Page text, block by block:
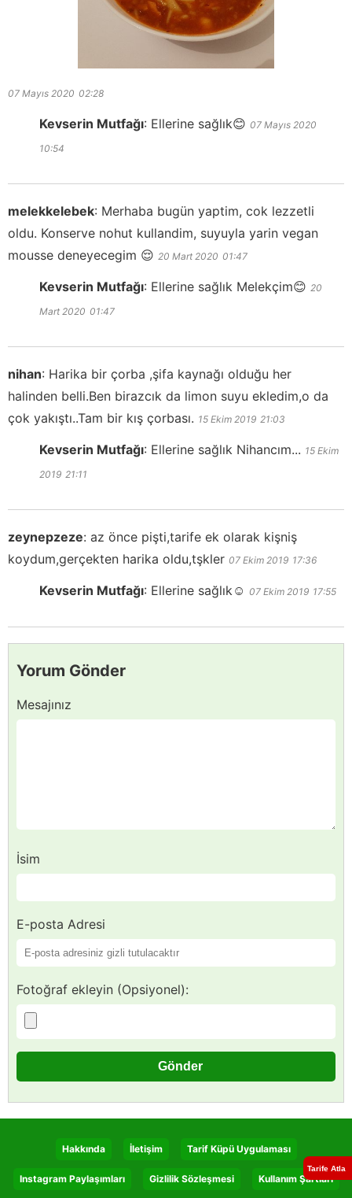
07 Mayıs 2020 02:28
Kevserin Mutfağı: Ellerine sağlık😊 07 Mayıs 2020
10:54
melekkelebek: Merhaba bugün yaptim, cok lezzetli
oldu. Konserve nohut kullandim, suyuyla yarin vegan
mousse deneyecegim 😌 20 Mart 2020 01:47
Kevserin Mutfağı: Ellerine sağlık Melekçim😊 20
Mart 2020 01:47
nihan: Harika bir çorba ,şifa kaynağı olduğu her
halinden belli.Ben birazcık da limon suyu ekledim,o da
çok yakıştı..Tam bir kış çorbası. 15 Ekim 2019 21:03
Kevserin Mutfağı: Ellerine sağlık Nihancım... 15 Ekim
2019 21:11
zeynepzeze: az önce pişti,tarife ek olarak kişniş
koydum,gerçekten harika oldu,tşkler 07 Ekim 2019 17:36
Kevserin Mutfağı: Ellerine sağlık☺️ 07 Ekim 2019 17:55
Yorum Gönder
Mesajınız
İsim
E-posta Adresi
Fotoğraf ekleyin (Opsiyonel):
Tarife Atla
Hakkında İletişim Tarif Küpü Uygulaması
Instagram Paylaşımları Gizlilik Sözleşmesi Kullanım Şartları